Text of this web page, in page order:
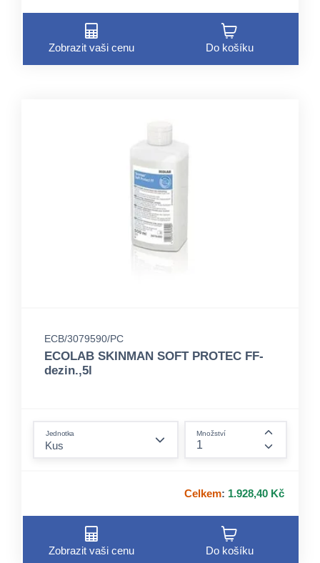
Zobrazit vaši cenu Do košíku
ECB/3079590/PC
ECOLAB SKINMAN SOFT PROTEC FF-
dezin.,5l
Jednotka Množství
Celkem: 1.928,40 Kč
Zobrazit vaši cenu Do košíku